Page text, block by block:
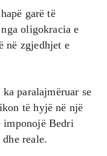
garë të
oligokracia e
në zgjedhjet e
paralajmëruar se
të hyjë në një
imponojë Bedri
reale.